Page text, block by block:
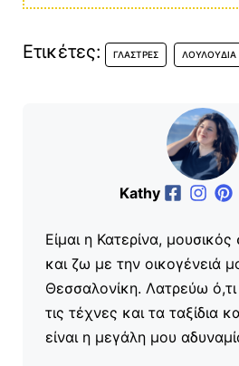
Ετικέτες: ΓΛΆΣΤΡΕΣ ΛΟΥΛΟΎΔΙΑ
Kathy
Είμαι η Κατερίνα,
και ζω με την οικογένειά
Θεσσαλονίκη. Λατρεύω ό,τι
τις τέχνες και τα ταξίδια
είναι η μεγάλη μου